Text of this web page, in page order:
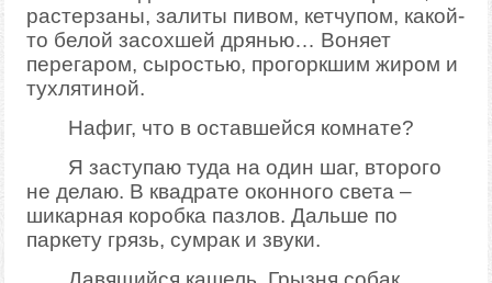
растерзаны, залиты пивом, кетчупом, какой-
то белой засохшей дрянью… Воняет
перегаром, сыростью, прогоркшим жиром и
тухлятиной.
Нафиг, что в оставшейся комнате?
Я заступаю туда на один шаг, второго
не делаю. В квадрате оконного света –
шикарная коробка пазлов. Дальше по
паркету грязь, сумрак и звуки.